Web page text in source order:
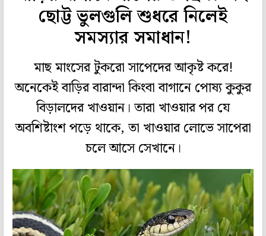
ছোট্ট ভুলগুলি শুধরে নিলেই
সমস্যার সমাধান!
মাছ মাংসের টুকরো সাপেদের আকৃষ্ট করে!
অনেকেই বাড়ির বারান্দা কিংবা বাগানে পোষ্য কুকুর
বিড়ালদের খাওয়ান। তারা খাওয়ার পর যে
অবশিষ্টাংশ পড়ে থাকে, তা খাওয়ার লোভে সাপেরা
চলে আসে সেখানে।